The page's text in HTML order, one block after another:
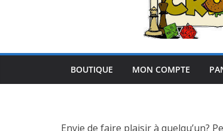
BOUTIQUE MON COMPTE
Envie de faire plaisir à quelqu’un?